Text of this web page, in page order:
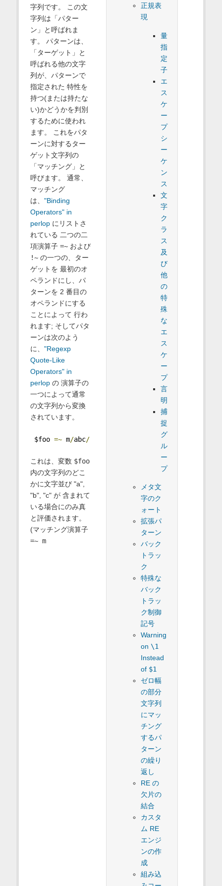
正規表
現
量
指
定
子
エ
ス
ケ
ー
プ
シ
ー
ケ
ン
ス
文
字
ク
ラ
ス
及
び
他
の
特
殊
な
エ
ス
ケ
ー
プ
言
明
捕
捉
グ
ル
ー
プ
メタ文
字のク
ォート
拡張パ
ターン
バック
トラッ
ク
特殊な
バック
トラッ
ク制御
記号
Warning
on \1
Instead
of $1
ゼロ幅
の部分
文字列
にマッ
チング
するパ
ターン
の繰り
返し
RE の
欠片の
結合
カスタ
ム RE
エンジ
ンの作
成
組み込
字列です。 この文
字列は「パター
ン」と呼ばれま
す。 パターンは、
「ターゲット」と
呼ばれる他の文字
列が、パターンで
指定された 特性を
持つ(または持たな
い)かどうかを判別
するために使われ
ます。 これをパタ
ーンに対するター
ゲット文字列の
「マッチング」と
呼びます。 通常、
マッチング
は、 "Binding
Operators" in
perlopにリストさ
れている 二つの二
項演算子 =~および
!~の一つの、ター
ゲットを 最初のオ
ペランドにし、パ
ターンを 2 番目の
オペランドにする
ことによって 行わ
れます; そしてパタ
ーンは次のよう
に、 "Regexp
Quote-Like
Operators" in
perlopの 演算子の
一つによって通常
の文字列から変換
されています。
$foo =~ m/abc/
これは、変数 $foo
内の文字列のどこ
かに文字並び "a",
"b", "c" が 含まれて
いる場合にのみ真
と評価されます。
(マッチング演算子
=~ m